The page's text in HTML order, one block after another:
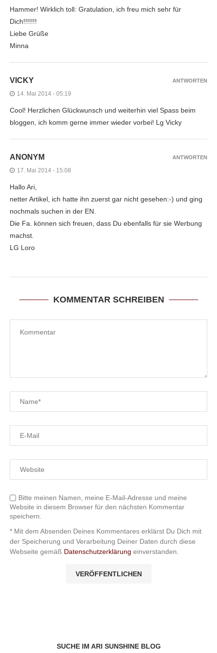
Hammer! Wirklich toll: Gratulation, ich freu mich sehr für
Dich!!!!!!!
Liebe Grüße
Minna
VICKY
14. Mai 2014 - 05:19
Cool! Herzlichen Glückwunsch und weiterhin viel Spass beim
bloggen, ich komm gerne immer wieder vorbei! Lg Vicky
ANTWORTEN
ANONYM
17. Mai 2014 - 15:08
Hallo Ari,
netter Artikel, ich hatte ihn zuerst gar nicht gesehen:-) und ging
nochmals suchen in der EN.
Die Fa. können sich freuen, dass Du ebenfalls für sie Werbung
machst.
LG Loro
ANTWORTEN
KOMMENTAR SCHREIBEN
Bitte meinen Namen, meine E-Mail-Adresse und meine
Website in diesem Browser für den nächsten Kommentar
speichern.
* Mit dem Absenden Deines Kommentares erklärst Du Dich mit
der Speicherung und Verarbeitung Deiner Daten durch diese
Webseite gemäß Datenschutzerklärung einverstanden.
SUCHE IM ARI SUNSHINE BLOG